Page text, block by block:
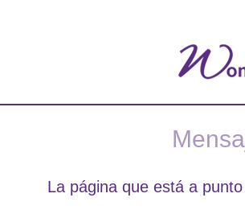
La página que está a